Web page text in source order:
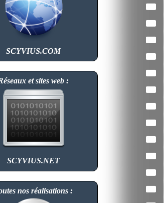
SCYVIUS.COM
et sites web :
SCYVIUS.NET
nos réalisations :